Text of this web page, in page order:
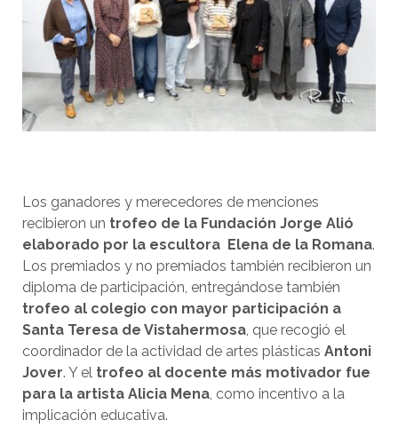
Los ganadores y merecedores de menciones
recibieron un trofeo de la Fundación Jorge Alió
elaborado por la escultora Elena de la Romana.
Los premiados y no premiados también recibieron un
diploma de participación, entregándose también
trofeo al colegio con mayor participación a
Santa Teresa de Vistahermosa , que recogió el
coordinador de la actividad de artes plásticas Antoni
Jover. Y el trofeo al docente más motivador fue
para la artista Alicia Mena , como incentivo a la
implicación educativa.